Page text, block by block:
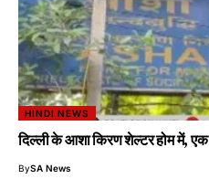
HINDI NEWS
दिल्ली के आशा किरण शेल्टर होम में, एक
BySA News